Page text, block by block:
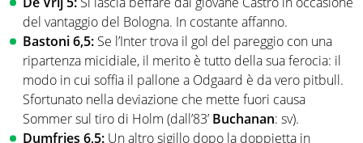
del vantaggio del Bologna. In costante affanno.
Bastoni 6,5: Se l’Inter trova il gol del pareggio con una
ripartenza micidiale, il merito è tutto della sua ferocia: il
modo in cui soffia il pallone a Odgaard è da vero pitbull.
Sfortunato nella deviazione che mette fuori causa
Sommer sul tiro di Holm (dall’83’ Buchanan: sv).
Dumfries 6,5: Un altro sigillo dopo la doppietta in